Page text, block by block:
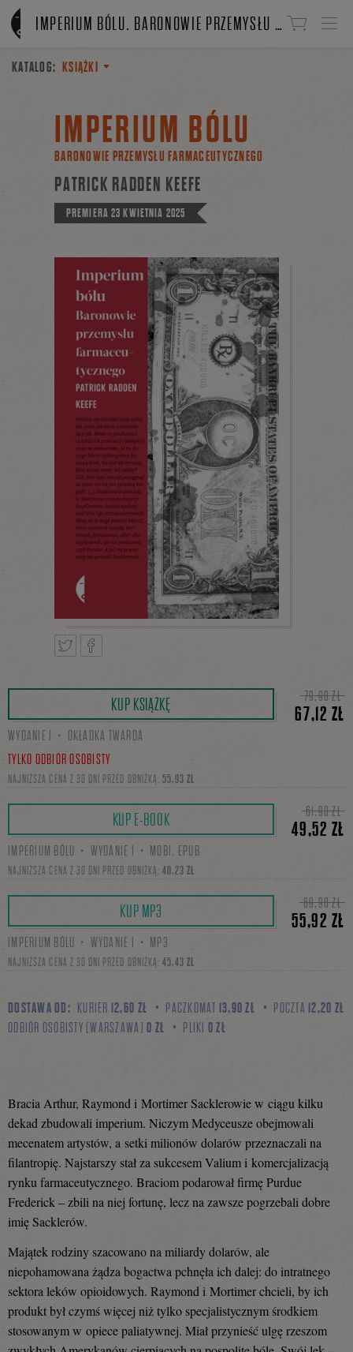
Linki do przejścia
IMPERIUM BÓLU. BARONOWIE PRZEMYSŁU FARMACEUTYCZNEGO
KATALOG: KSIĄŻKI
IMPERIUM BÓLU
BARONOWIE PRZEMYSŁU FARMACEUTYCZNEGO
PATRICK RADDEN KEEFE
PREMIERA23 KWIETNIA 2025
TweetnijPodziel
się
Facebooku
KUP KSIĄŻKĘ 79,90 ZŁ
67,12 ZŁ
WYDANIE I・OKŁADKA TWARDA
TYLKO ODBIÓR OSOBISTY
NAJNIŻSZA CENA Z 30 DNI PRZED OBNIŻKĄ: 55,93 ZŁ
KUP E-BOOK 61,90 ZŁ
49,52 ZŁ
IMPERIUM BÓLU・WYDANIE I・MOBI, EPUB
NAJNIŻSZA CENA Z 30 DNI PRZED OBNIŻKĄ: 40,23 ZŁ
KUP MP3 69,90 ZŁ
55,92 ZŁ
IMPERIUM BÓLU・WYDANIE I・MP3
NAJNIŻSZA CENA Z 30 DNI PRZED OBNIŻKĄ: 45,43 ZŁ
DOSTAWA OD: KURIER 12,60 ZŁ PACZKOMAT 13,90 ZŁ POCZTA 12,20 ZŁ
ODBIÓR OSOBISTY (WARSZAWA) 0 ZŁ PLIKI 0 ZŁ
Bracia Arthur, Raymond i Mortimer Sacklerowie w ciągu kilku
dekad zbudowali imperium. Niczym Medyceusze obejmowali
mecenatem artystów, a setki milionów dolarów przeznaczali na
filantropię. Najstarszy stał za sukcesem Valium i komercjalizacją
rynku farmaceutycznego. Braciom podarował firmę Purdue
Frederick – zbili na niej fortunę, lecz na zawsze pogrzebali dobre
imię Sacklerów.
Majątek rodziny szacowano na miliardy dolarów, ale
niepohamowana żądza bogactwa pchnęła ich dalej: do intratnego
sektora leków opioidowych. Raymond i Mortimer chcieli, by ich
produkt był czymś więcej niż tylko specjalistycznym środkiem
stosowanym w opiece paliatywnej. Miał przynieść ulgę rzeszom